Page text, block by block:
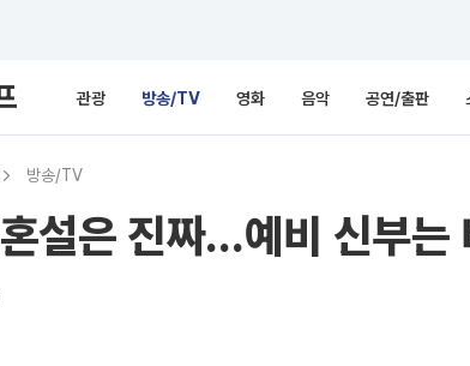
관광 방송/TV 영화 음악 공연/출판
방송/TV
설은 진짜…예비 신부는